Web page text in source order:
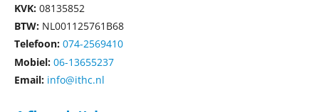
KVK: 08135852
BTW: NL001125761B68
Telefoon: 074-2569410
Mobiel: 06-13655237
Email: info@ithc.nl